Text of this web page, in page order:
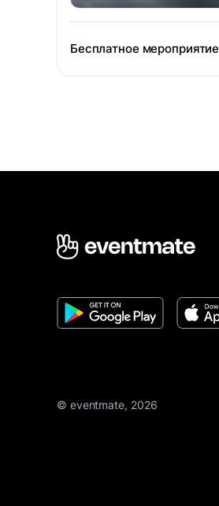
Бесплатное мероприятие
© eventmate, 2026